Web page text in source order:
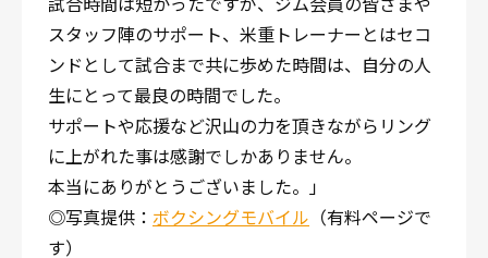
スタッフ陣のサポート、米重トレーナーとはセコ
ンドとして試合まで共に歩めた時間は、自分の人
生にとって最良の時間でした。
サポートや応援など沢山の力を頂きながらリング
に上がれた事は感謝でしかありません。
本当にありがとうございました。」
◎写真提供： ボクシングモバイル （有料ページで
す）